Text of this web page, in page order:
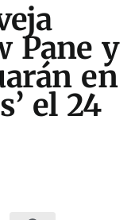
Pane y
en
el 24